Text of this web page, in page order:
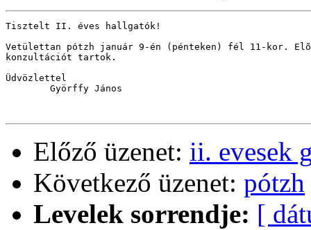
Tisztelt II. éves hallgatók!
Vetülettan pótzh január 9-én (pénteken) fél 11-kor.
konzultációt tartok.
Üdvözlettel
        Györffy János
Előző üzenet: ii. evesek
Következő üzenet: pótzh
Levelek sorrendje: [